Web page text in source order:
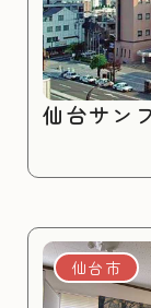
仙台サン
仙台市